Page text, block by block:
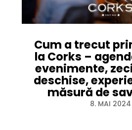
Cum a trecut
la Corks –
evenimente,
deschise,
măsură de
8. MAI 2024